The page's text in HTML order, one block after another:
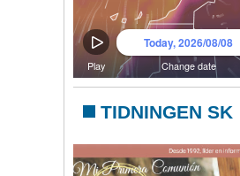
TIDNINGEN SK